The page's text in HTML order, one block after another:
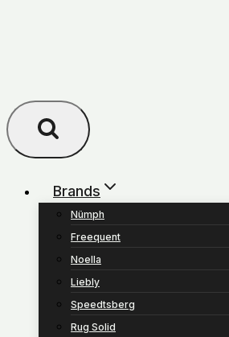
Brands
Nümph
Freequent
Noella
Liebly
Speedtsberg
Rug Solid